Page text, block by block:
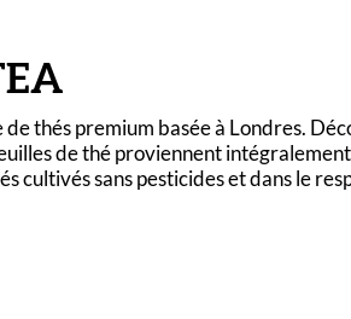
thés premium basée à Londres.
de thé proviennent
cultivés sans pesticides et dans le